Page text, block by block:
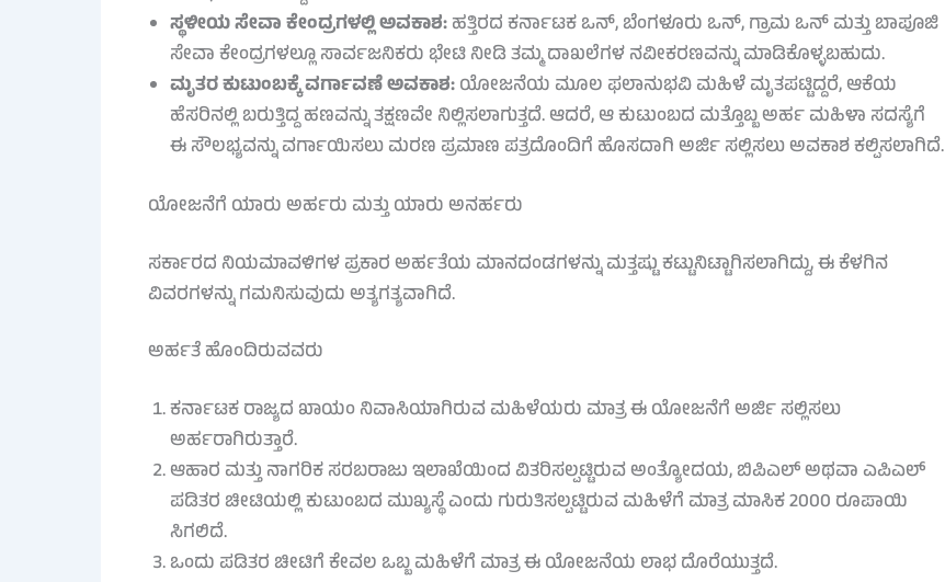
ಸ್ಥಳೀಯ ಸೇವಾ ಕೇಂದ್ರಗಳಲ್ಲಿ ಅವಕಾಶ:ಹತ್ತಿರದ ಕರ್ನಾಟಕ ಒನ್, ಬೆಂಗಳೂರು ಒನ್, ಗ್ರಾಮ ಒನ್ ಮತ್ತು ಬಾಪೂಜಿ
ಸೇವಾ ಕೇಂದ್ರಗಳಲ್ಲೂ ಸಾರ್ವಜನಿಕರು ಭೇಟಿ ನೀಡಿ ತಮ್ಮ ದಾಖಲೆಗಳ ನವೀಕರಣವನ್ನು ಮಾಡಿಕೊಳ್ಳಬಹುದು.
ಮೃತರ ಕುಟುಂಬಕ್ಕೆ ವರ್ಗಾವಣೆ ಅವಕಾಶ:ಯೋಜನೆಯ ಮೂಲ ಫಲಾನುಭವಿ ಮಹಿಳೆ ಮೃತಪಟ್ಟಿದ್ದರೆ, ಆಕೆಯ
ಹೆಸರಿನಲ್ಲಿ ಬರುತ್ತಿದ್ದ ಹಣವನ್ನು ತಕ್ಷಣವೇ ನಿಲ್ಲಿಸಲಾಗುತ್ತದೆ. ಆದರೆ, ಆ ಕುಟುಂಬದ ಮತ್ತೊಬ್ಬ ಅರ್ಹ ಮಹಿಳಾ ಸದಸ್ಯೆಗೆ
ಈ ಸೌಲಭ್ಯವನ್ನು ವರ್ಗಾಯಿಸಲು ಮರಣ ಪ್ರಮಾಣ ಪತ್ರದೊಂದಿಗೆ ಹೊಸದಾಗಿ ಅರ್ಜಿ ಸಲ್ಲಿಸಲು ಅವಕಾಶ ಕಲ್ಪಿಸಲಾಗಿದೆ.
ಯೋಜನೆಗೆ ಯಾರು ಅರ್ಹರು ಮತ್ತು ಯಾರು ಅನರ್ಹರು
ಸರ್ಕಾರದ ನಿಯಮಾವಳಿಗಳ ಪ್ರಕಾರ ಅರ್ಹತೆಯ ಮಾನದಂಡಗಳನ್ನು ಮತ್ತಷ್ಟು ಕಟ್ಟುನಿಟ್ಟಾಗಿಸಲಾಗಿದ್ದು, ಈ ಕೆಳಗಿನ
ವಿವರಗಳನ್ನು ಗಮನಿಸುವುದು ಅತ್ಯಗತ್ಯವಾಗಿದೆ.
ಅರ್ಹತೆ ಹೊಂದಿರುವವರು
ಕರ್ನಾಟಕ ರಾಜ್ಯದ ಖಾಯಂ ನಿವಾಸಿಯಾಗಿರುವ ಮಹಿಳೆಯರು ಮಾತ್ರ ಈ ಯೋಜನೆಗೆ ಅರ್ಜಿ ಸಲ್ಲಿಸಲು
ಅರ್ಹರಾಗಿರುತ್ತಾರೆ.
ಆಹಾರ ಮತ್ತು ನಾಗರಿಕ ಸರಬರಾಜು ಇಲಾಖೆಯಿಂದ ವಿತರಿಸಲ್ಪಟ್ಟಿರುವ ಅಂತ್ಯೋದಯ, ಬಿಪಿಎಲ್ ಅಥವಾ ಎಪಿಎಲ್
ಪಡಿತರ ಚೀಟಿಯಲ್ಲಿ ಕುಟುಂಬದ ಮುಖ್ಯಸ್ಥೆ ಎಂದು ಗುರುತಿಸಲ್ಪಟ್ಟಿರುವ ಮಹಿಳೆಗೆ ಮಾತ್ರ ಮಾಸಿಕ 2000 ರೂಪಾಯಿ
ಸಿಗಲಿದೆ.
ಒಂದು ಪಡಿತರ ಚೀಟಿಗೆ ಕೇವಲ ಒಬ್ಬ ಮಹಿಳೆಗೆ ಮಾತ್ರ ಈ ಯೋಜನೆಯ ಲಾಭ ದೊರೆಯುತ್ತದೆ.